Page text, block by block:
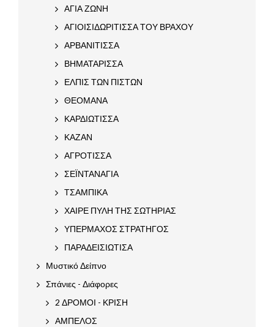
ΑΓΙΑ ΖΩΝΗ
ΑΓΙΟΙΣΙΔΩΡΙΤΙΣΣΑ ΤΟΥ ΒΡΑΧΟΥ
ΑΡΒΑΝΙΤΙΣΣΑ
ΒΗΜΑΤΑΡΙΣΣΑ
ΕΛΠΙΣ ΤΩΝ ΠΙΣΤΩΝ
ΘΕΟΜΑΝΑ
ΚΑΡΔΙΩΤΙΣΣΑ
ΚΑΖΑΝ
ΑΓΡΟΤΙΣΣΑ
ΣΕΪΝΤΑΝΑΓΙΑ
ΤΣΑΜΠΙΚΑ
ΧΑΙΡΕ ΠΥΛΗ ΤΗΣ ΣΩΤΗΡΙΑΣ
ΥΠΕΡΜΑΧΟΣ ΣΤΡΑΤΗΓΟΣ
ΠΑΡΑΔΕΙΣΙΩΤΙΣΑ
Μυστικό Δείπνο
Σπάνιες - Διάφορες
2 ΔΡΟΜΟΙ - ΚΡΙΣΗ
ΑΜΠΕΛΟΣ